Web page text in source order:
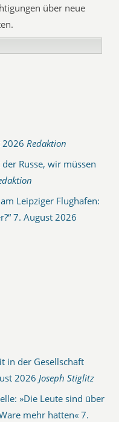
über neue
2026 Redaktion
Russe, wir müssen
Leipziger Flughafen:
7. August 2026
in der Gesellschaft
2026 Joseph Stiglitz
»Die Leute sind über
mehr hatten« 7.